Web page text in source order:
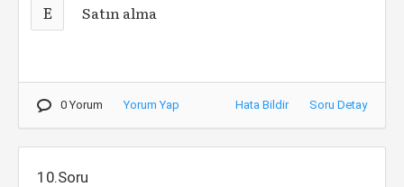
E Satın alma
0 Yorum Yorum Yap Hata Bildir Soru Detay
10.Soru